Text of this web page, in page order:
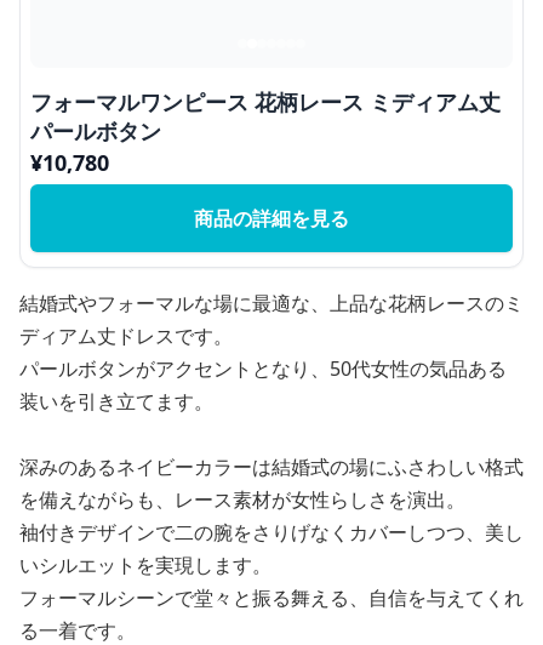
フォーマルワンピース 花柄レース ミディアム丈
パールボタン
¥10,780
商品の詳細を見る
結婚式やフォーマルな場に最適な、上品な花柄レースのミ
ディアム丈ドレスです。
パールボタンがアクセントとなり、50代女性の気品ある
装いを引き立てます。
深みのあるネイビーカラーは結婚式の場にふさわしい格式
を備えながらも、レース素材が女性らしさを演出。
袖付きデザインで二の腕をさりげなくカバーしつつ、美し
いシルエットを実現します。
フォーマルシーンで堂々と振る舞える、自信を与えてくれ
る一着です。